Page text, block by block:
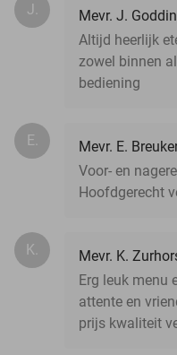
J.
Mevr. J.
Altijd heerlijk
zowel binnen
bediening
E.
Mevr. E.
Voor- en
Hoofdgerecht
K.
Mevr. K.
Erg leuk menu
attente en
prijs kwaliteit